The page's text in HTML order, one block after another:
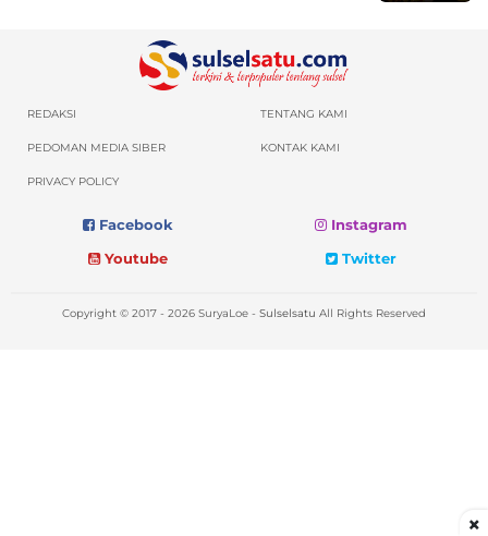
REDAKSI TENTANG KAMI
PEDOMAN MEDIA SIBER KONTAK KAMI
PRIVACY POLICY
Facebook
Instagram
Youtube
Twitter
Copyright © 2017 - 2026 SuryaLoe - Sulselsatu All Rights Reserved
×